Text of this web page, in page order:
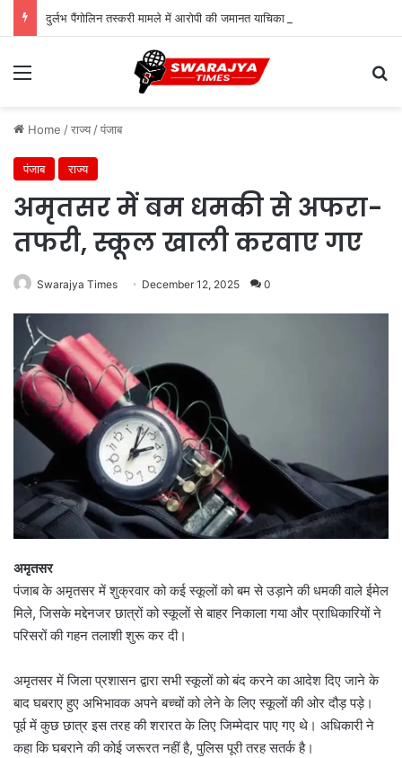
दुर्लभ पैंगोलिन तस्करी मामले में आरोपी की जमानत याचिका खारिज
Menu
Home /राज्य /पंजाब
पंजाब राज्य
अमृतसर में बम धमकी से अफरा-
तफरी, स्कूल खाली करवाए गए
Swarajya Times December 12, 2025 0
अमृतसर
पंजाब के अमृतसर में शुक्रवार को कई स्कूलों को बम से उड़ाने की धमकी वाले ईमेल
मिले, जिसके मद्देनजर छात्रों को स्कूलों से बाहर निकाला गया और प्राधिकारियों ने
परिसरों की गहन तलाशी शुरू कर दी।
अमृतसर में जिला प्रशासन द्वारा सभी स्कूलों को बंद करने का आदेश दिए जाने के
बाद घबराए हुए अभिभावक अपने बच्चों को लेने के लिए स्कूलों की ओर दौड़ पड़े।
पूर्व में कुछ छात्र इस तरह की शरारत के लिए जिम्मेदार पाए गए थे। अधिकारी ने
कहा कि घबराने की कोई जरूरत नहीं है, पुलिस पूरी तरह सतर्क है।